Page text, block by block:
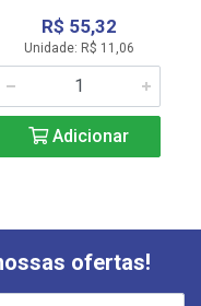
R$ 55,32
Unidade: R$ 11,06
Adicionar
ofertas!